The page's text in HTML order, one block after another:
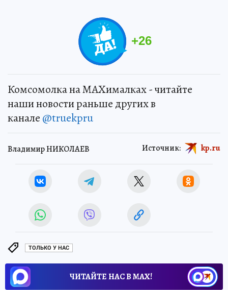
+26
Комсомолка на MAXималках - читайте
наши новости раньше других в
канале @truekpru
Владимир НИКОЛАЕВ Источник: kp.ru
ТОЛЬКО У НАС
ЧИТАЙТЕ НАС В МАХ!